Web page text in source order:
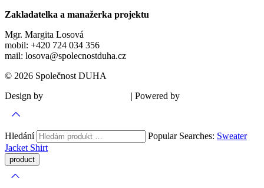
Zakladatelka a manažerka projektu
Mgr. Margita Losová
mobil: +420 724 034 356
mail: losova@spolecnostduha.cz
© 2026 Společnost DUHA
Design by
| Powered by
Hledání Popular Searches: Sweater
Jacket Shirt